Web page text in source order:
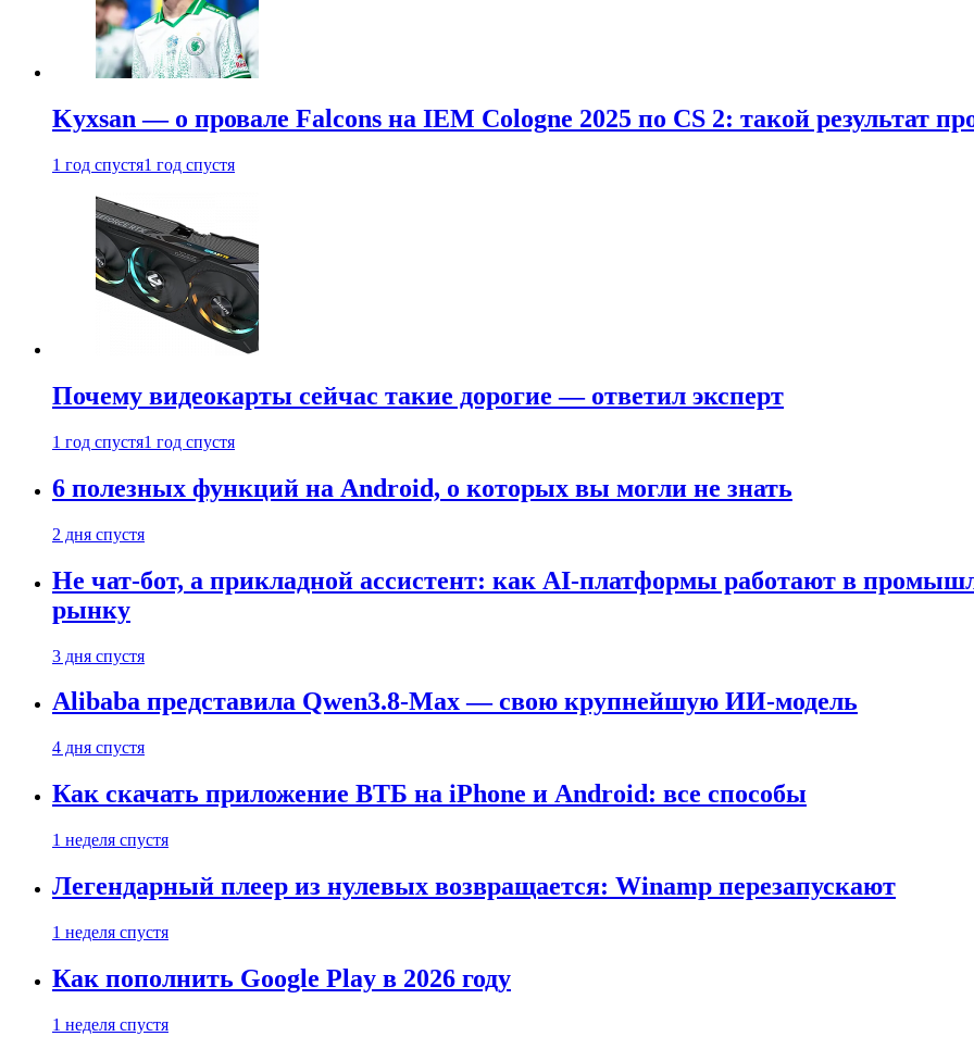
Kyxsan — о провале Falcons на IEM Cologne 2025 по CS 2: такой результат
1 год спустя1 год спустя
Почему видеокарты сейчас такие дорогие — ответил эксперт
1 год спустя1 год спустя
6 полезных функций на Android, о которых вы могли не знать
2 дня спустя
Не чат-бот, а прикладной ассистент: как AI-платформы работают в
рынку
3 дня спустя
Alibaba представила Qwen3.8-Max — свою крупнейшую ИИ-модель
4 дня спустя
Как скачать приложение ВТБ на iPhone и Android: все способы
1 неделя спустя
Легендарный плеер из нулевых возвращается: Winamp перезапускают
1 неделя спустя
Как пополнить Google Play в 2026 году
1 неделя спустя